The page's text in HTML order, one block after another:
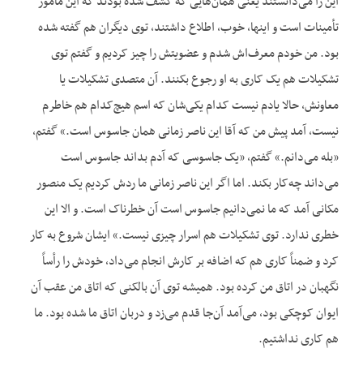
تأمینات است و اینها، خوب، اطلاع داشتند، توی دیگران هم گفته شده
بود. من خودم معرف‌اش شدم و عضویتش را چیز کردیم و گفتم توی
تشکیلات هم یک کاری به او رجوع بکنند. آن متصدی تشکیلات یا
معاونش، حالا یادم نیست کدام یکی‌شان که اسم هیچ‌کدام هم خاطرم
نیست، آمد پیش من که آقا این ناصر زمانی همان جاسوس است.» گفتم،
«بله می‌دانم.» گفتم، «یک جاسوسی که آدم بداند جاسوس است
می‌داند چه‌کار بکند. اما اگر این ناصر زمانی ما ردش کردیم یک منصور
مکانی آمد که ما نمی‌دانیم جاسوس است آن خطرناک است. و الا این
خطری ندارد. توی تشکیلات هم اسرار چیزی نیست.» ایشان شروع به کار
کرد و ضمناً کاری هم که اضافه بر کارش انجام می‌داد، خودش را رأساً
نگهبان در اتاق من کرده بود. همیشه توی آن بالکنی که اتاق من عقب آن
ایوان کوچکی بود، می‌آمد آن‌جا قدم می‌زد و دربان اتاق ما شده بود. ما
هم کاری نداشتیم.